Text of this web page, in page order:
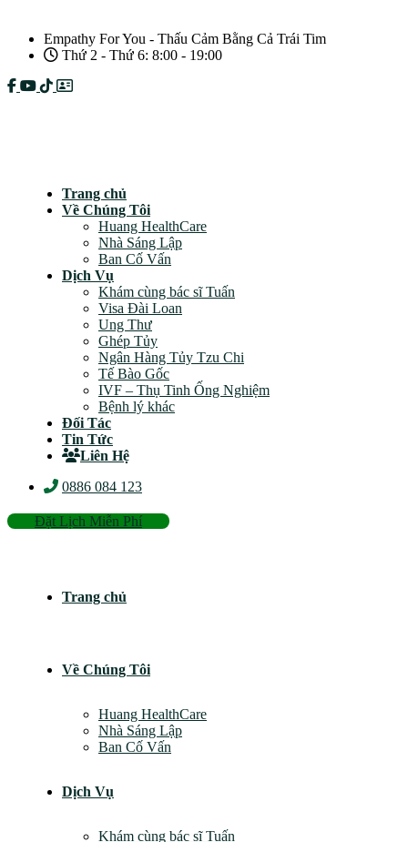
Empathy For You - Thấu Cảm Bằng Cả Trái Tim
Thứ 2 - Thứ 6: 8:00 - 19:00
Trang chủ
Về Chúng Tôi
Huang HealthCare
Nhà Sáng Lập
Ban Cố Vấn
Dịch Vụ
Khám cùng bác sĩ Tuấn
Visa Đài Loan
Ung Thư
Ghép Tủy
Ngân Hàng Tủy Tzu Chi
Tế Bào Gốc
IVF – Thụ Tinh Ống Nghiệm
Bệnh lý khác
Đối Tác
Tin Tức
Liên Hệ
0886 084 123
Đặt Lịch Miễn Phí
Trang chủ
Về Chúng Tôi
Huang HealthCare
Nhà Sáng Lập
Ban Cố Vấn
Dịch Vụ
Khám cùng bác sĩ Tuấn